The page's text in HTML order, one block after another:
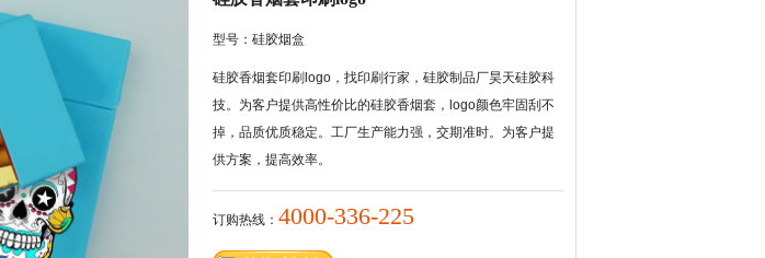
型号：硅胶烟盒
硅胶香烟套印刷logo，找印刷行家，硅胶制品厂昊天硅胶科
技。为客户提供高性价比的硅胶香烟套，logo颜色牢固刮不
掉，品质优质稳定。工厂生产能力强，交期准时。为客户提
供方案，提高效率。
订购热线： 4000-336-225